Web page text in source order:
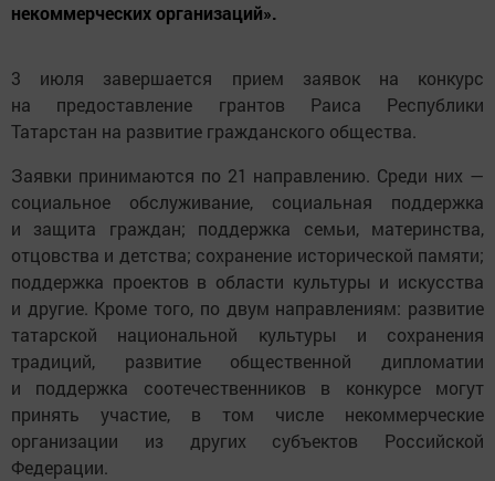
некоммерческих организаций».
3 июля завершается прием заявок на конкурс
на предоставление грантов Раиса Республики
Татарстан на развитие гражданского общества.
Заявки принимаются по 21 направлению. Среди них —
социальное обслуживание, социальная поддержка
и защита граждан; поддержка семьи, материнства,
отцовства и детства; сохранение исторической памяти;
поддержка проектов в области культуры и искусства
и другие. Кроме того, по двум направлениям: развитие
татарской национальной культуры и сохранения
традиций, развитие общественной дипломатии
и поддержка соотечественников в конкурсе могут
принять участие, в том числе некоммерческие
организации из других субъектов Российской
Федерации.